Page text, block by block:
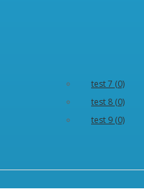
test 7 (0)
test 8 (0)
test 9 (0)